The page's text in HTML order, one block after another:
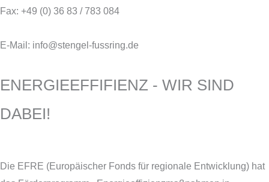
Fax: +49 (0) 36 83 / 783 084
E-Mail: info@stengel-fussring.de
ENERGIEEFFIFIENZ - WIR SIND
DABEI!
Die EFRE (Europäischer Fonds für regionale Entwicklung) hat